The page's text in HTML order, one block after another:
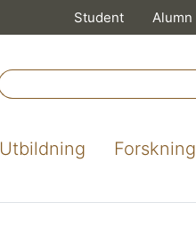
Student Alumn
Utbildning Forskning